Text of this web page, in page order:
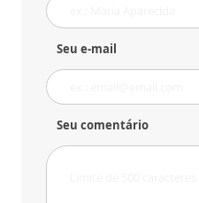
Seu e-mail
Seu comentário